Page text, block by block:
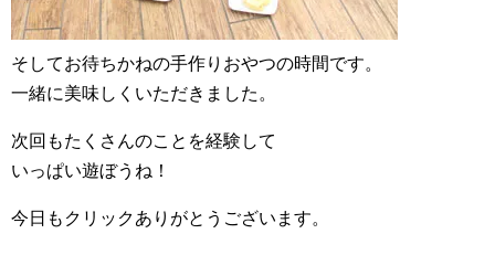
そしてお待ちかねの手作りおやつの時間です。
一緒に美味しくいただきました。
次回もたくさんのことを経験して
いっぱい遊ぼうね！
今日もクリックありがとうございます。